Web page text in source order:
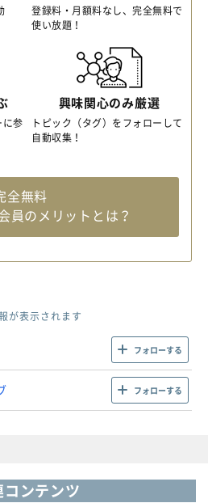
登録料・月額料なし、完全無料で
使い放題！
参
興味関心のみ厳選
トピック（タグ）をフォローして
自動収集！
全無料
員のメリットとは？
が表示されます
フォローする
フォローする
コンテンツ